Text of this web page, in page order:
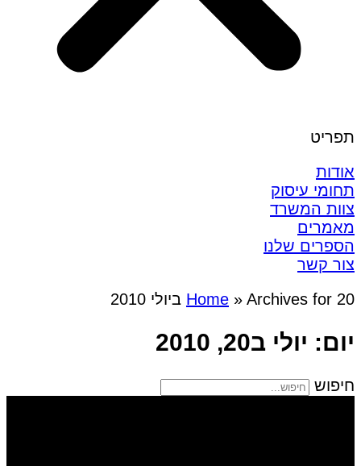
תפריט
אודות
תחומי עיסוק
צוות המשרד
מאמרים
הספרים שלנו
צור קשר
Home » Archives for 20 ביולי 2010
יום: יולי ב20, 2010
חיפוש